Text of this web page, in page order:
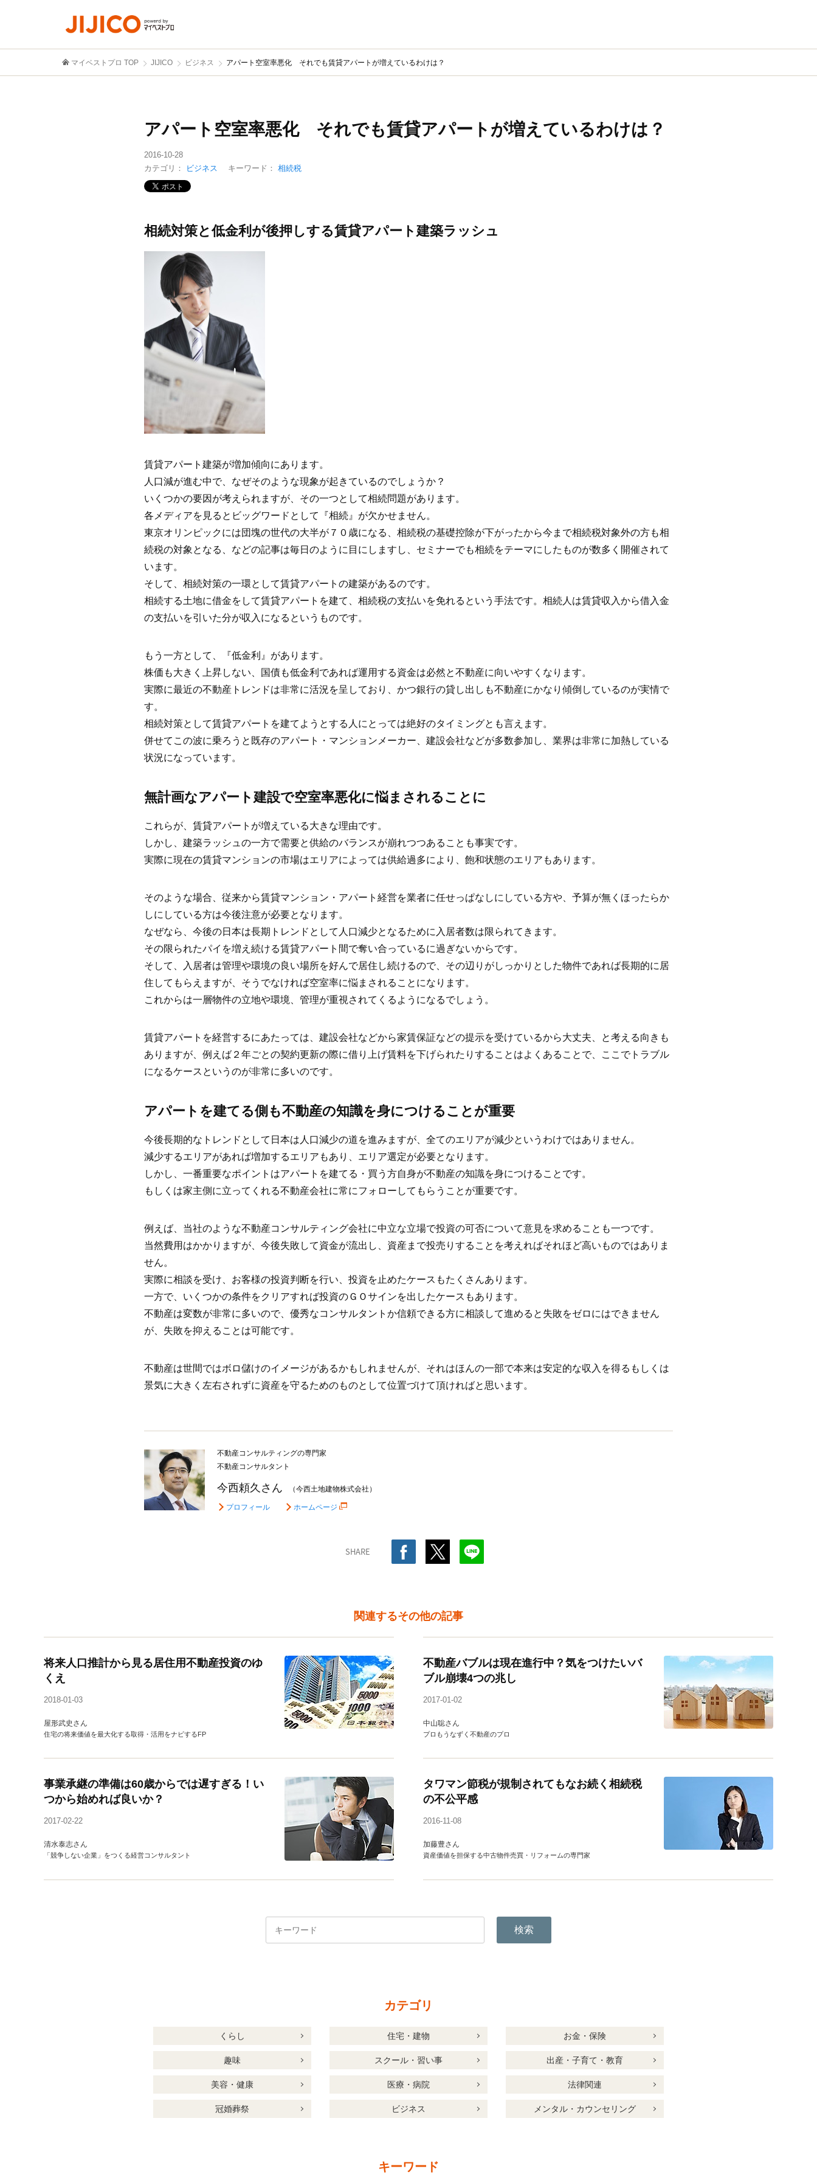
マイベストプロ TOP JIJICO ビジネス アパート空室率悪化 それでも賃貸アパートが増えているわけは？
アパート空室率悪化 それでも賃貸アパートが増えているわけは？
2016-10-28
カテゴリ：
ビジネス キーワード： 相続税
相続対策と低金利が後押しする賃貸アパート建築ラッシュ
賃貸アパート建築が増加傾向にあります。
人口減が進む中で、なぜそのような現象が起きているのでしょうか？
いくつかの要因が考えられますが、その一つとして相続問題があります。
各メディアを見るとビッグワードとして『相続』が欠かせません。
東京オリンピックには団塊の世代の大半が７０歳になる、相続税の基礎控除が下がったから今まで相続税対象外の方も相
続税の対象となる、などの記事は毎日のように目にしますし、セミナーでも相続をテーマにしたものが数多く開催されて
います。
そして、相続対策の一環として賃貸アパートの建築があるのです。
相続する土地に借金をして賃貸アパートを建て、相続税の支払いを免れるという手法です。相続人は賃貸収入から借入金
の支払いを引いた分が収入になるというものです。
もう一方として、『低金利』があります。
株価も大きく上昇しない、国債も低金利であれば運用する資金は必然と不動産に向いやすくなります。
実際に最近の不動産トレンドは非常に活況を呈しており、かつ銀行の貸し出しも不動産にかなり傾倒しているのが実情で
す。
相続対策として賃貸アパートを建てようとする人にとっては絶好のタイミングとも言えます。
併せてこの波に乗ろうと既存のアパート・マンションメーカー、建設会社などが多数参加し、業界は非常に加熱している
状況になっています。
無計画なアパート建設で空室率悪化に悩まされることに
これらが、賃貸アパートが増えている大きな理由です。
しかし、建築ラッシュの一方で需要と供給のバランスが崩れつつあることも事実です。
実際に現在の賃貸マンションの市場はエリアによっては供給過多により、飽和状態のエリアもあります。
そのような場合、従来から賃貸マンション・アパート経営を業者に任せっぱなしにしている方や、予算が無くほったらか
しにしている方は今後注意が必要となります。
なぜなら、今後の日本は長期トレンドとして人口減少となるために入居者数は限られてきます。
その限られたパイを増え続ける賃貸アパート間で奪い合っているに過ぎないからです。
そして、入居者は管理や環境の良い場所を好んで居住し続けるので、その辺りがしっかりとした物件であれば長期的に居
住してもらえますが、そうでなければ空室率に悩まされることになります。
これからは一層物件の立地や環境、管理が重視されてくるようになるでしょう。
賃貸アパートを経営するにあたっては、建設会社などから家賃保証などの提示を受けているから大丈夫、と考える向きも
ありますが、例えば２年ごとの契約更新の際に借り上げ賃料を下げられたりすることはよくあることで、ここでトラブル
になるケースというのが非常に多いのです。
アパートを建てる側も不動産の知識を身につけることが重要
今後長期的なトレンドとして日本は人口減少の道を進みますが、全てのエリアが減少というわけではありません。
減少するエリアがあれば増加するエリアもあり、エリア選定が必要となります。
しかし、一番重要なポイントはアパートを建てる・買う方自身が不動産の知識を身につけることです。
もしくは家主側に立ってくれる不動産会社に常にフォローしてもらうことが重要です。
例えば、当社のような不動産コンサルティング会社に中立な立場で投資の可否について意見を求めることも一つです。
当然費用はかかりますが、今後失敗して資金が流出し、資産まで投売りすることを考えればそれほど高いものではありま
せん。
実際に相談を受け、お客様の投資判断を行い、投資を止めたケースもたくさんあります。
一方で、いくつかの条件をクリアすれば投資のＧＯサインを出したケースもあります。
不動産は変数が非常に多いので、優秀なコンサルタントか信頼できる方に相談して進めると失敗をゼロにはできません
が、失敗を抑えることは可能です。
不動産は世間ではボロ儲けのイメージがあるかもしれませんが、それはほんの一部で本来は安定的な収入を得るもしくは
景気に大きく左右されずに資産を守るためのものとして位置づけて頂ければと思います。
不動産コンサルティングの専門家
不動産コンサルタント
今西頼久さん （今西土地建物株式会社）
プロフィール ホームページ
SHARE
関連するその他の記事
将来人口推計から見る居住用不動産投資のゆ
くえ
2018-01-03
屋形武史さん
住宅の将来価値を最大化する取得・活用をナビするFP
事業承継の準備は60歳からでは遅すぎる！い
つから始めれば良いか？
2017-02-22
清水泰志さん
「競争しない企業」をつくる経営コンサルタント
不動産バブルは現在進行中？気をつけたいバ
ブル崩壊4つの兆し
2017-01-02
中山聡さん
プロもうなずく不動産のプロ
タワマン節税が規制されてもなお続く相続税
の不公平感
2016-11-08
加藤豊さん
資産価値を担保する中古物件売買・リフォームの専門家
検索
カテゴリ
くらし 住宅・建物 お金・保険
趣味 スクール・習い事 出産・子育て・教育
美容・健康 医療・病院 法律関連
冠婚葬祭 ビジネス メンタル・カウンセリング
キーワード